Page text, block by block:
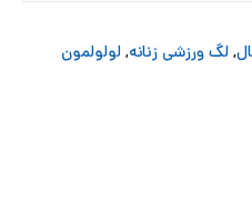
,لگ ورزشی زنانه,لولولمون